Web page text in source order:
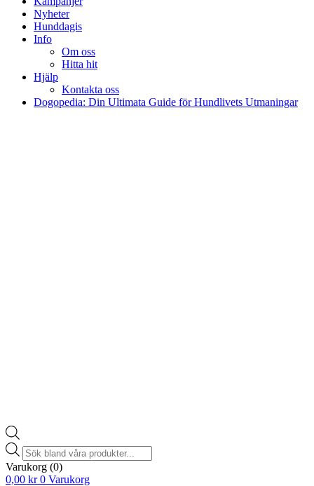
Nyheter
Hunddagis
Info
Om oss
Hitta hit
Hjälp
Kontakta oss
Dogopedia: Din Ultimata Guide för Hundlivets Utmaningar
Products
search
Varukorg (0)
0,00 kr 0 Varukorg